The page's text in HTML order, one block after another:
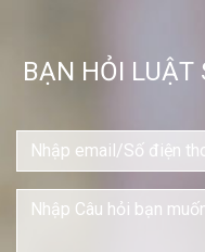
BẠN HỎI LUẬT